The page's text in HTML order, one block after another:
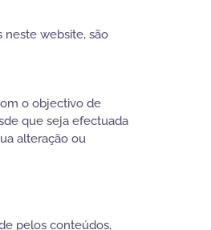
neste website, são
o objectivo de
que seja efectuada
alteração ou
pelos conteúdos,